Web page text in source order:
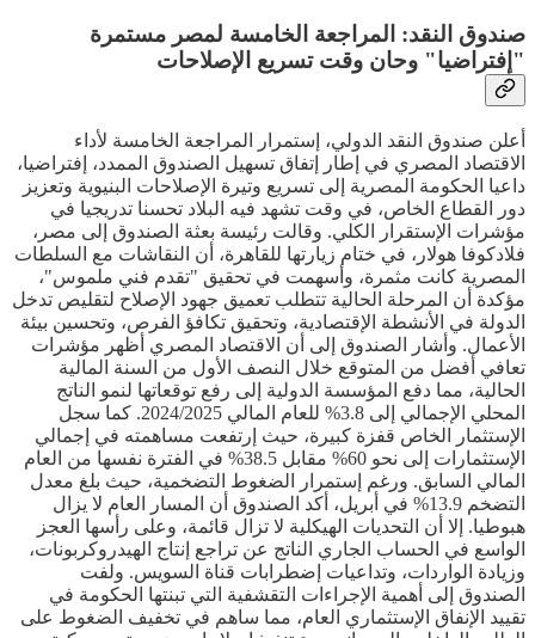
صندوق النقد: المراجعة الخامسة لمصر مستمرة
"إفتراضيا" وحان وقت تسريع الإصلاحات
أعلن صندوق النقد الدولي، إستمرار المراجعة الخامسة لأداء
الاقتصاد المصري في إطار إتفاق تسهيل الصندوق الممدد، إفتراضيا،
داعيا الحكومة المصرية إلى تسريع وتيرة الإصلاحات البنيوية وتعزيز
دور القطاع الخاص، في وقت تشهد فيه البلاد تحسنا تدريجيا في
مؤشرات الإستقرار الكلي. وقالت رئيسة بعثة الصندوق إلى مصر،
فلادكوفا هولار، في ختام زيارتها للقاهرة، أن النقاشات مع السلطات
المصرية كانت مثمرة، وأسهمت في تحقيق "تقدم فني ملموس"،
مؤكدة أن المرحلة الحالية تتطلب تعميق جهود الإصلاح لتقليص تدخل
الدولة في الأنشطة الإقتصادية، وتحقيق تكافؤ الفرص، وتحسين بيئة
الأعمال. وأشار الصندوق إلى أن الاقتصاد المصري أظهر مؤشرات
تعافي أفضل من المتوقع خلال النصف الأول من السنة المالية
الحالية، مما دفع المؤسسة الدولية إلى رفع توقعاتها لنمو الناتج
المحلي الإجمالي إلى 3.8% للعام المالي 2024/2025. كما سجل
الإستثمار الخاص قفزة كبيرة، حيث إرتفعت مساهمته في إجمالي
الإستثمارات إلى نحو 60% مقابل 38.5% في الفترة نفسها من العام
المالي السابق. ورغم إستمرار الضغوط التضخمية، حيث بلغ معدل
التضخم 13.9% في أبريل، أكد الصندوق أن المسار العام لا يزال
هبوطيا. إلا أن التحديات الهيكلية لا تزال قائمة، وعلى رأسها العجز
الواسع في الحساب الجاري الناتج عن تراجع إنتاج الهيدروكربونات،
وزيادة الواردات، وتداعيات إضطرابات قناة السويس. ولفت
الصندوق إلى أهمية الإجراءات التقشفية التي تبنتها الحكومة في
تقييد الإنفاق الإستثماري العام، مما ساهم في تخفيف الضغوط على